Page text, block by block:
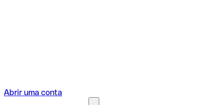
Abrir uma conta